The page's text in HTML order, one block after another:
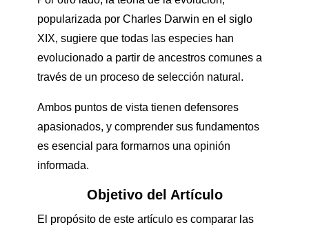
popularizada por Charles Darwin en el siglo
XIX, sugiere que todas las especies han
evolucionado a partir de ancestros comunes a
través de un proceso de selección natural.
Ambos puntos de vista tienen defensores
apasionados, y comprender sus fundamentos
es esencial para formarnos una opinión
informada.
Objetivo del Artículo
El propósito de este artículo es comparar las